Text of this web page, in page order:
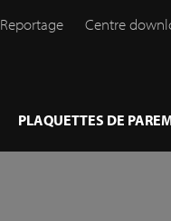
Reportage Centre
PLAQUETTES DE